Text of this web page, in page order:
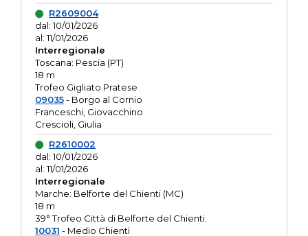
R2609004
dal: 10/01/2026
al: 11/01/2026
Interregionale
Toscana: Pescia (PT)
18 m
Trofeo Gigliato Pratese
09035- Borgo al Cornio
Franceschi, Giovacchino
Crescioli, Giulia
R2610002
dal: 10/01/2026
al: 11/01/2026
Interregionale
Marche: Belforte del Chienti (MC)
18 m
39° Trofeo Città di Belforte del Chienti.
10031 - Medio Chienti